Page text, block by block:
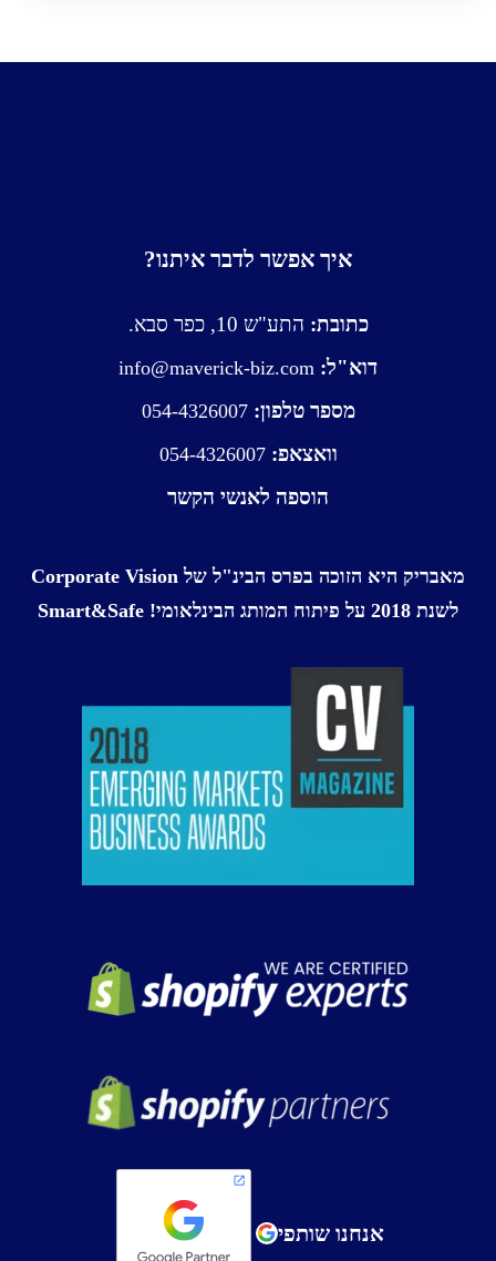
אנחנו שותפי
מאבריק היא הזוכה בפרס הבינ"ל של Corporate Vision
לשנת 2018 על פיתוח המותג הבינלאומי! Smart&Safe
איך אפשר לדבר איתנו?
כתובת: התע"ש 10, כפר סבא.
דוא"ל:
מספר טלפון: 054-4326007
וואצאפ: 054-4326007
הוספה לאנשי הקשר